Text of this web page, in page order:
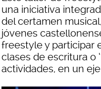
una iniciativa
del certamen
jóvenes
freestyle y participar
clases de escritura o
actividades, en un